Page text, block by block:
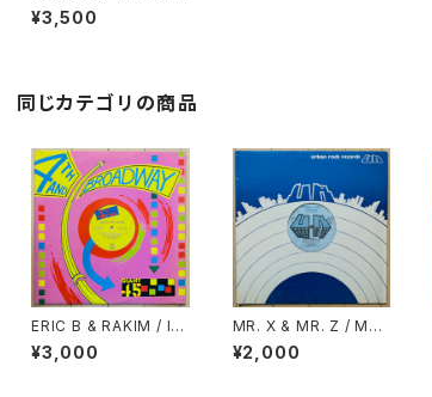
F / THAT'S WHEN Y
A LOST
¥3,500
同じカテゴリの商品
ERIC B & RAKIM / I K
NOW YOU GOT SO
UL
¥3,000
MR. X & MR. Z / MR.
X & MR. Z DRINK OL
D GOLD
¥2,000